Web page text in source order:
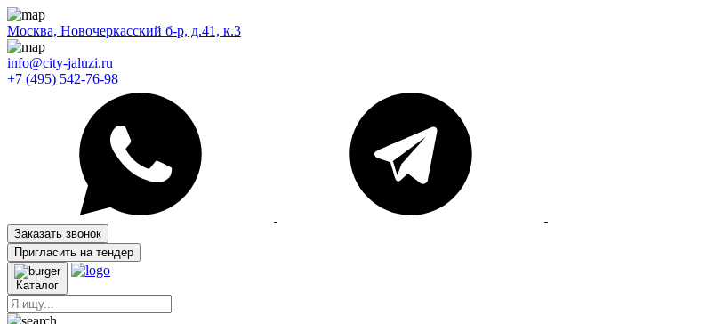
Москва, Новочеркасский б-р, д.41, к.3
info@city-jaluzi.ru
+7 (495) 542-76-98
Заказать звонок
Пригласить на тендер
Каталог